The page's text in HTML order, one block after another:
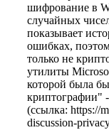
шифрование в
случайных
показывает
ошибках,
только не
утилиты
которой была
криптографии"
(ссылка: https://
discussion-